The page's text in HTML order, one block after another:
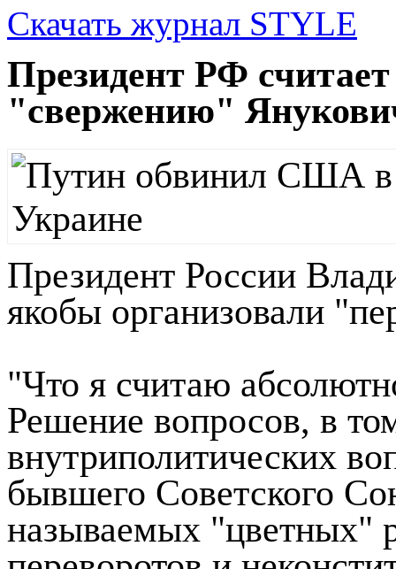
Скачать журнал STYLE
Президент РФ
"свержению"
Президент России
якобы организовали
"Что я считаю
Решение вопросов, в
внутриполитических
бывшего Советского
называемых "цветных"